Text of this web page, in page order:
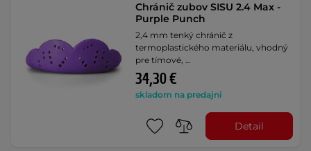
Chránič zubov SISU 2.4 Max -
Purple Punch
2,4 mm tenký chránič z
termoplastického materiálu, vhodný
pre tímové, …
34,30 €
skladom na predajni
Detail